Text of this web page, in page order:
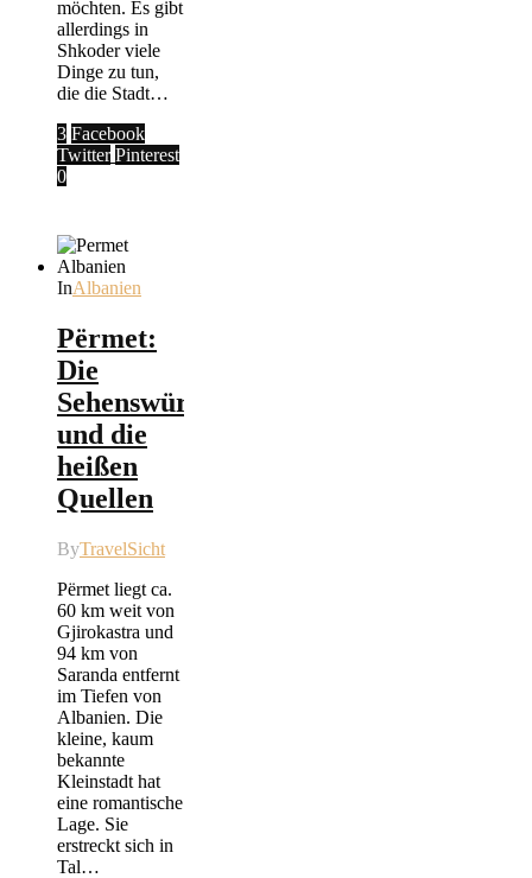
möchten. Es gibt
allerdings in
Shkoder viele
Dinge zu tun,
die die Stadt…
3 Facebook
Twitter Pinterest
0
InAlbanien
Përmet:
Die
Sehenswürdigkeiten
und die
heißen
Quellen
ByTravelSicht
Përmet liegt ca.
60 km weit von
Gjirokastra und
94 km von
Saranda entfernt
im Tiefen von
Albanien. Die
kleine, kaum
bekannte
Kleinstadt hat
eine romantische
Lage. Sie
erstreckt sich in
Tal…